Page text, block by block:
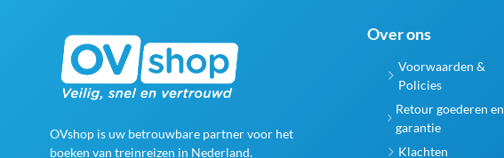
OVshop is uw betrouwbare partner voor het
boeken van treinreizen in Nederland.
Over ons
Voorwaarden &
Policies
Retour goederen en
garantie
Klachten